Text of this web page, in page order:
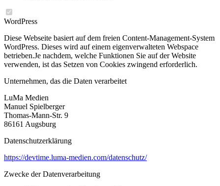
WordPress
Diese Webseite basiert auf dem freien Content-Management-System
WordPress. Dieses wird auf einem eigenverwalteten Webspace
betrieben.Je nachdem, welche Funktionen Sie auf der Website
verwenden, ist das Setzen von Cookies zwingend erforderlich.
Unternehmen, das die Daten verarbeitet
LuMa Medien
Manuel Spielberger
Thomas-Mann-Str. 9
86161 Augsburg
Datenschutzerklärung
https://devtime.luma-medien.com/datenschutz/
Zwecke der Datenverarbeitung